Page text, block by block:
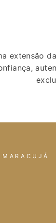
extensão